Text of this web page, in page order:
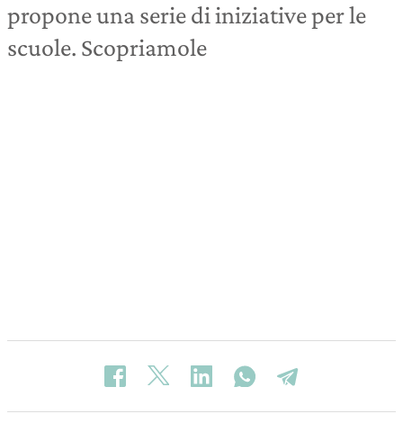
propone una serie di iniziative per le
scuole. Scopriamole